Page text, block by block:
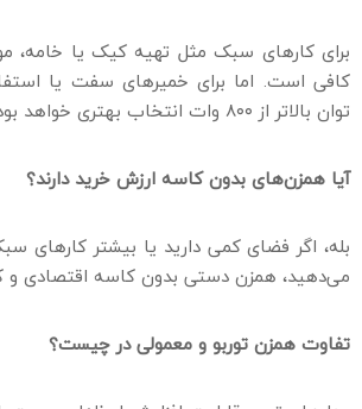
کافی است. اما برای خمیرهای سفت یا
توان بالاتر از ۸۰۰ وات انتخاب بهتری خواهد بود.
آیا همزن‌های بدون کاسه ارزش خرید دارند؟
بله، اگر فضای کمی دارید یا بیشتر کارهای
می‌دهید، همزن دستی بدون کاسه اقتصادی و
تفاوت همزن توربو و معمولی در چیست؟